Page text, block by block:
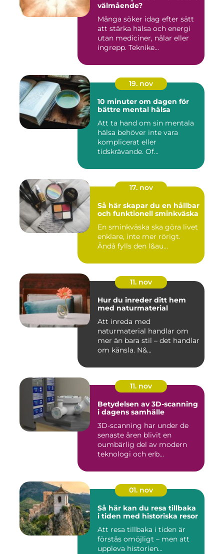
välmående?
Många söker idag efter sätt
att stärka hälsa och energi
utan mediciner, nålar eller
ingrepp. Teknike...
19. nov
10 minuter om dagen för
bättre mental hälsa
Att ta hand om sin mentala
hälsa behöver inte vara
komplicerat eller
tidskrävande. Of...
17. nov
Så här skapar du en hållbar
och funktionell sminkväska
En sminkväska ska göra livet
enklare, inte mer rörigt.
Ändå fylls den l&au...
11. nov
Hur du inreder ditt hem
med naturmaterial
Att inreda med
naturmaterial handlar om
mer än bara stil – det handlar
om känsla. N&...
11. nov
Betydelsen av 3D-scanning
i dagens samhälle
3D-scanning har under de
senaste åren blivit en
oumbärlig del av modern
teknologi och erb...
01. nov
Så här kan du resa tillbaka
i tiden med historiska resor
Att resa tillbaka i tiden är
förstås omöjligt – men att
uppleva historien...